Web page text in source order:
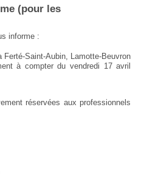
(pour les
informe :
Saint-Aubin, Lamotte-Beuvron
à compter du vendredi 17 avril
réservées aux professionnels